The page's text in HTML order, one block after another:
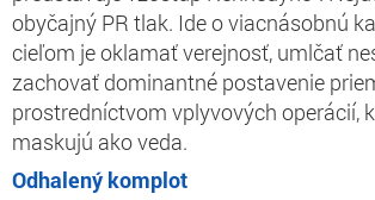
obyčajný PR tlak. Ide o viacnásobnú
cieľom je oklamať verejnosť, umlčať
zachovať dominantné postavenie
prostredníctvom vplyvových operácií,
maskujú ako veda.
Odhalený komplot